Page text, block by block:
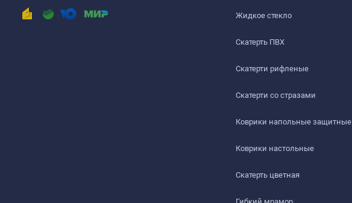
Жидкое стекло
Скатерть ПВХ
Скатерти рифленые
Скатерти со стразами
Коврики напольные защитные
Коврики настольные
Скатерть цветная